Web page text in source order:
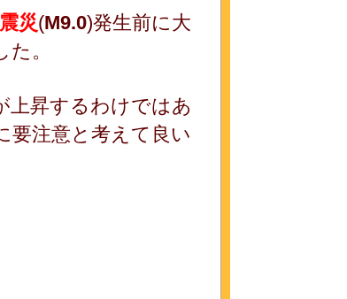
災(M9.0)発生前に大
。
上昇するわけではあ
要注意と考えて良い